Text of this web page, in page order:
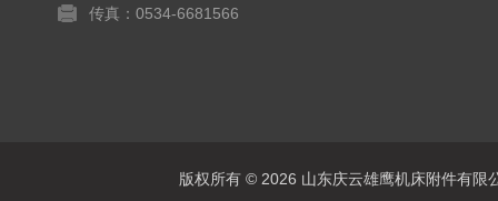
传真：0534-6681566
版权所有 © 2026 山东庆云雄鹰机床附件有